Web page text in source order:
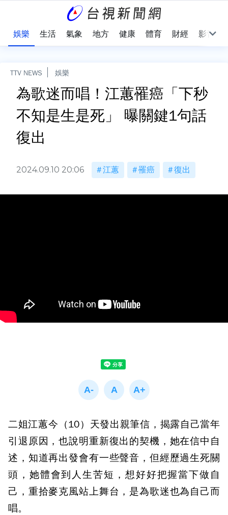
娛樂 生活 氣象 地方 健康 體育 財經 影音
TTV NEWS 娛樂
為歌迷而唱！江蕙罹癌「下秒
不知是生是死」 曝關鍵1句話
復出
2024.09.10 20:06 江蕙 罹癌 復出
二姐江蕙今（10）天發出親筆信，揭露自己當年
引退原因，也說明重新復出的契機，她在信中自
述，知道再出發會有一些聲音，但經歷過生死關
頭，她體會到人生苦短，想好好把握當下做自
己，重拾麥克風站上舞台，是為歌迷也為自己而
唱。